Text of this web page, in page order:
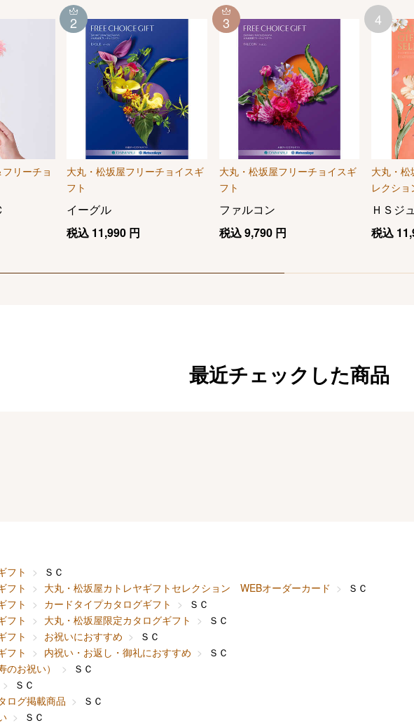
リーチョ
大丸・松坂屋フリーチョイスギ
フト
イーグル
税込 11,990 円
2
大丸・松坂屋フリーチョイスギ
フト
ファルコン
税込9,790円
3
大丸・松
レクシ
ＨＳジ
税込
4
最近チェックした商品
フト
ＳＣ
フト 大丸・松坂屋カトレヤギフトセレクション WEBオーダーカード
ＳＣ
フト カードタイプカタログギフト
ＳＣ
フト 大丸・松坂屋限定カタログギフト
ＳＣ
フト お祝いにおすすめ
ＳＣ
フト 内祝い・お返し・御礼におすすめ
ＳＣ
のお祝い）
ＳＣ
ＳＣ
ログ掲載商品
ＳＣ
ＳＣ